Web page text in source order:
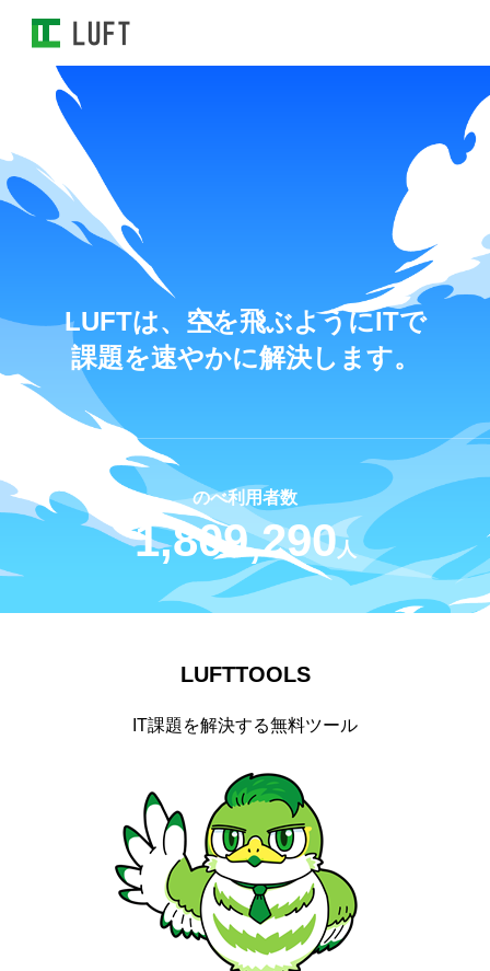
LUFTは、 空を飛ぶようにITで
課題を速やかに解決し ま す。
のべ利用者数
1,809,290人
LUFTTOOLS
IT課題を解決する無料ツール